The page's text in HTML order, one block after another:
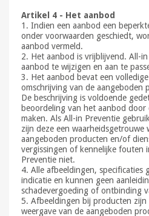
Artikel 4 - Het aanbod
1. Indien een aanbod een
onder voorwaarden geschiedt,
aanbod vermeld.
2. Het aanbod is vrijblijvend. All-
aanbod te wijzigen en aan te
3. Het aanbod bevat een
omschrijving van de aangeboden
De beschrijving is voldoende
beoordeling van het aanbod
maken. Als All-in Preventie
zijn deze een waarheidsgetrouwe
aangeboden producten en/of
vergissingen of kennelijke fouten
Preventie niet.
4. Alle afbeeldingen, specificaties
indicatie en kunnen geen
schadevergoeding of ontbinding
5. Afbeeldingen bij producten zijn
weergave van de aangeboden